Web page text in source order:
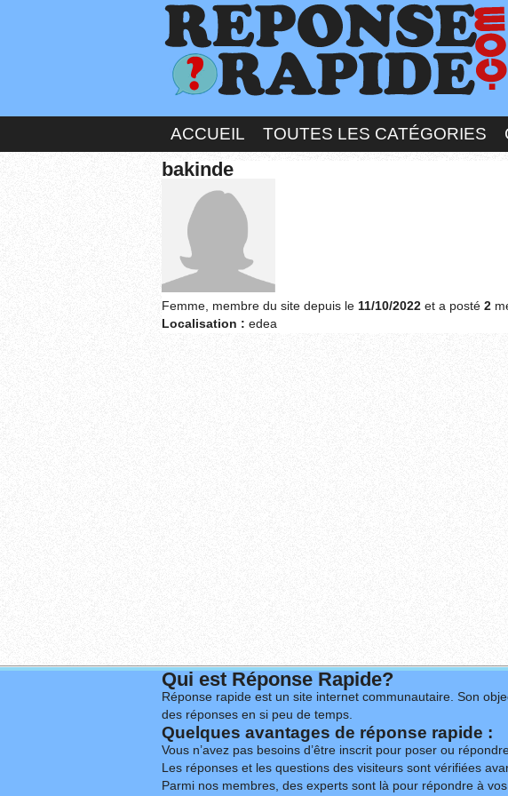
ACCUEIL TOUTES LES CATÉGORIES
bakinde
Femme, membre du site depuis le 11/10/2022 et a posté 2
Localisation : edea
Qui est Réponse Rapide?
Réponse rapide est un site internet communautaire. Son
des réponses en si peu de temps.
Quelques avantages de réponse rapide :
Vous n’avez pas besoins d’être inscrit pour poser ou
Les réponses et les questions des visiteurs sont vérifiées
Parmi nos membres, des experts sont là pour répondre à vos